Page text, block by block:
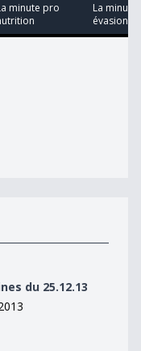
minute pro
La minute
évasion
du 25.12.13